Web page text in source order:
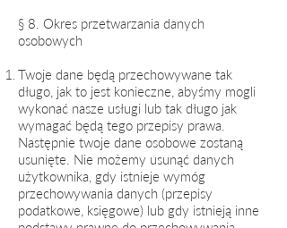
§ 8. Okres przetwarzania danych
osobowych
Twoje dane będą przechowywane tak
długo, jak to jest konieczne, abyśmy mogli
wykonać nasze usługi lub tak długo jak
wymagać będą tego przepisy prawa.
Następnie twoje dane osobowe zostaną
usunięte. Nie możemy usunąć danych
użytkownika, gdy istnieje wymóg
przechowywania danych (przepisy
podatkowe, księgowe) lub gdy istnieją inne